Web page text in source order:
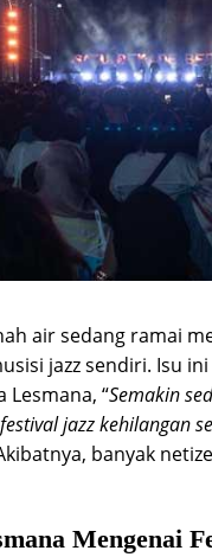
air sedang ramai
jazz sendiri. Isu
“Semakin
jazz kehilangan
banyak
Mengenai